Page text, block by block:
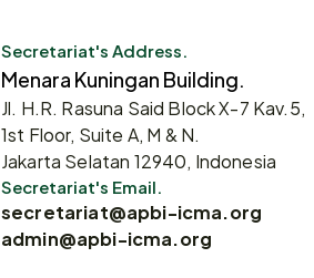
Secretariat's Address.
Menara Kuningan Building.
Jl. H.R. Rasuna Said Block X-7 Kav.5,
1st Floor, Suite A, M & N.
Jakarta Selatan 12940, Indonesia
Secretariat's Email.
secretariat@apbi-icma.org
admin@apbi-icma.org